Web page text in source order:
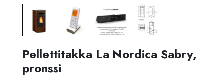
Pellettitakka La Nordica Sabry,
pronssi